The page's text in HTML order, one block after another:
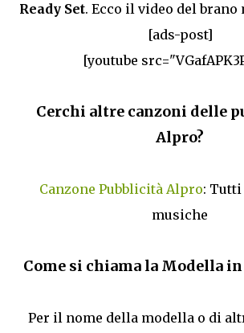
Ready Set. Ecco il video del brano
[ads-post]
[youtube
Cerchi altre canzoni delle
Alpro?
Canzone Pubblicità Alpro:
musiche
Come si chiama la Modella in
Per il nome della modella o di